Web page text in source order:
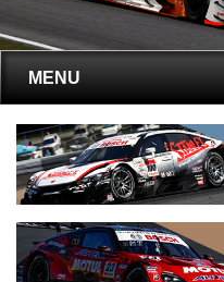
MENU
トップ
SUPER GTとは?
レポート